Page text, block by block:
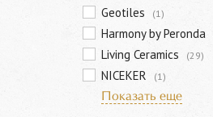
Geotiles (1)
Harmony by Peronda
Living Ceramics (29)
NICEKER
(1)
Показать еще